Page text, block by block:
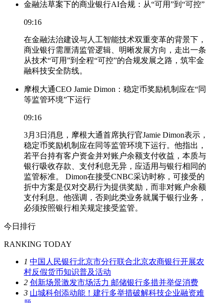
金融法草案下的商业银行AI合规：从“可用”到“可控”
09:16
在金融法治建设与人工智能技术双重变革的背景下，
商业银行需厘清监管逻辑、明晰发展方向，走出一条
从技术“可用”到全程“可控”的合规发展之路，筑牢金
融科技安全防线。
摩根大通CEO Jamie Dimon：稳定币奖励机制应在“同
等监管环境”下运行
09:16
3月3日消息，摩根大通首席执行官Jamie Dimon表示，
稳定币奖励机制应在同等监管环境下运行。他指出，
若平台持有客户资金并对账户余额支付收益，本质与
银行吸收存款、支付利息无异，应适用与银行相同的
监管标准。 Dimon在接受CNBC采访时称，可接受的
折中方案是仅对交易行为提供奖励，而非对账户余额
支付利息。他强调，否则此类业务就属于银行业务，
必须按照银行相关规定接受监管。
今日排行
RANKING TODAY
1 中国人民银行北京市分行联合北京农商银行开展农
村反假货币知识普及活动
2 创新场景激发市场活力 邮储银行多措并举促消费
3 山城科创添动能！建行多举措破解科技企业融资难